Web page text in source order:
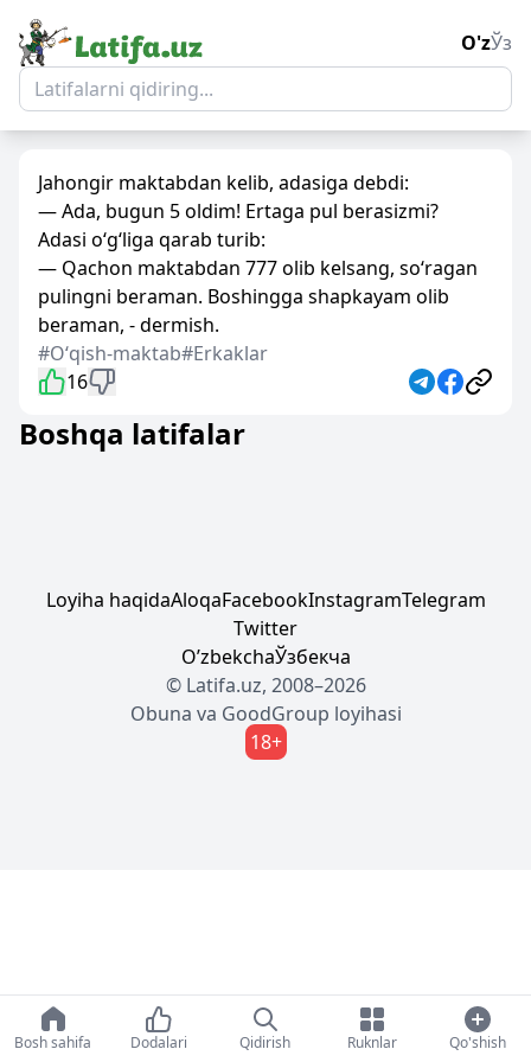
O'zЎз
Jahongir maktabdan kelib, adasiga debdi:
— Ada, bugun 5 oldim! Ertaga pul berasizmi?
Adasi o‘g‘liga qarab turib:
— Qachon maktabdan 777 olib kelsang, so‘ragan
pulingni beraman. Boshingga shapkayam olib
beraman, - dermish.
#Oʻqish-maktab#Erkaklar
16
Boshqa latifalar
Loyiha haqidaAloqaFacebookInstagramTelegram
Twitter
OʼzbekchaЎзбекча
© Latifa.uz, 2008–2026
Obuna va GoodGroup loyihasi
18+
Bosh sahifa Dodalari Qidirish Ruknlar Qo'shish